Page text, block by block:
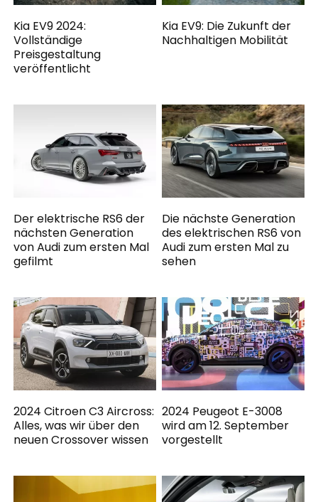
Kia EV9 2024:
Vollständige
Preisgestaltung
veröffentlicht
Kia EV9: Die Zukunft der
Nachhaltigen Mobilität
Der elektrische RS6 der
nächsten Generation
von Audi zum ersten Mal
gefilmt
Die nächste Generation
des elektrischen RS6 von
Audi zum ersten Mal zu
sehen
2024 Citroen C3 Aircross:
Alles, was wir über den
neuen Crossover wissen
2024 Peugeot E-3008
wird am 12. September
vorgestellt